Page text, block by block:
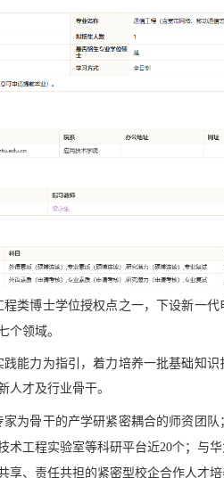
类博士学位授权点之一，下设新一
个领域。
能力为指引，着力培养一批基础知
人才及行业骨干。
为骨干的产学研紧密耦合的师资团队
术工程实验室等科研平台近20个；与
、责任共担的紧密型校企合作人才培